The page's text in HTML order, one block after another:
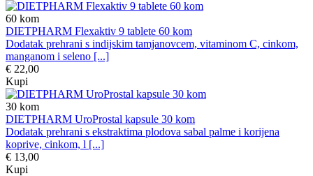
60 kom
DIETPHARM Flexaktiv 9 tablete 60 kom
Dodatak prehrani s indijskim tamjanovcem, vitaminom C, cinkom,
manganom i seleno [...]
€ 22,00
Kupi
30 kom
DIETPHARM UroProstal kapsule 30 kom
Dodatak prehrani s ekstraktima plodova sabal palme i korijena
koprive, cinkom, l [...]
€ 13,00
Kupi